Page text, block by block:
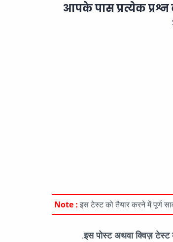
आपके पास प्रत्येक
Note : इस टेस्ट को तैयार करने में पूर्ण
.इस पोस्ट अथवा क्विज़